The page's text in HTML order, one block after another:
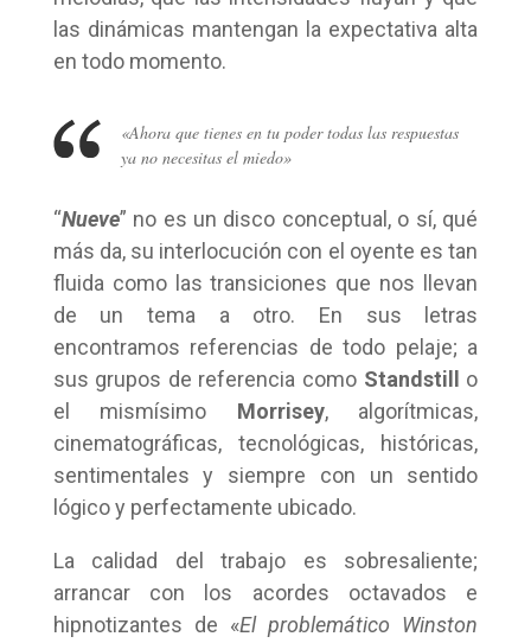
las dinámicas mantengan la expectativa alta
en todo momento.
«Ahora que tienes en tu poder todas las respuestas
ya no necesitas el miedo»
“Nueve” no es un disco conceptual, o sí, qué
más da, su interlocución con el oyente es tan
fluida como las transiciones que nos llevan
de un tema a otro. En sus letras
encontramos referencias de todo pelaje; a
sus grupos de referencia como Standstill
o
el mismísimo Morrisey, algorítmicas,
cinematográficas, tecnológicas, históricas,
sentimentales y siempre con un sentido
lógico y perfectamente ubicado.
La calidad del trabajo es sobresaliente;
arrancar con los acordes octavados e
hipnotizantes de «El problemático Winston